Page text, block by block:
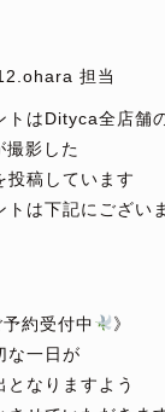
担当
トはDityca全店舗
影した
稿しています
は下記にござい
約受付中
》
な一日が
なりますよう